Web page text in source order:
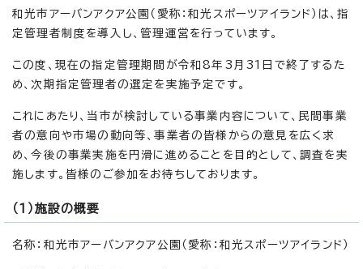
和光市アーバンアクア公園（愛称：和光スポーツアイランド）は、指
定管理者制度を導入し、管理運営を行っています。
この度、現在の指定管理期間が令和8年3月31日で終了するた
め、次期指定管理者の選定を実施予定です。
これにあたり、当市が検討している事業内容について、民間事業
者の意向や市場の動向等、事業者の皆様からの意見を広く求
め、今後の事業実施を円滑に進めることを目的として、調査を実
施します。皆様のご参加をお待ちしております。
（1）施設の概要
名称：和光市アーバンアクア公園（愛称：和光スポーツアイランド）